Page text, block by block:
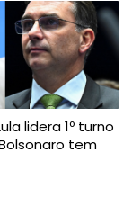
lidera 1º turno
tem